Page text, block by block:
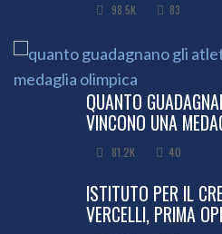
98.5K 83
QUANTO
VINCONO UNA
81.2K 40
ISTITUTO PER IL
VERCELLI, PRIMA